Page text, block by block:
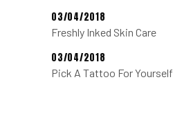
03/04/2018
Freshly Inked Skin Care
03/04/2018
Pick A Tattoo For Yourself